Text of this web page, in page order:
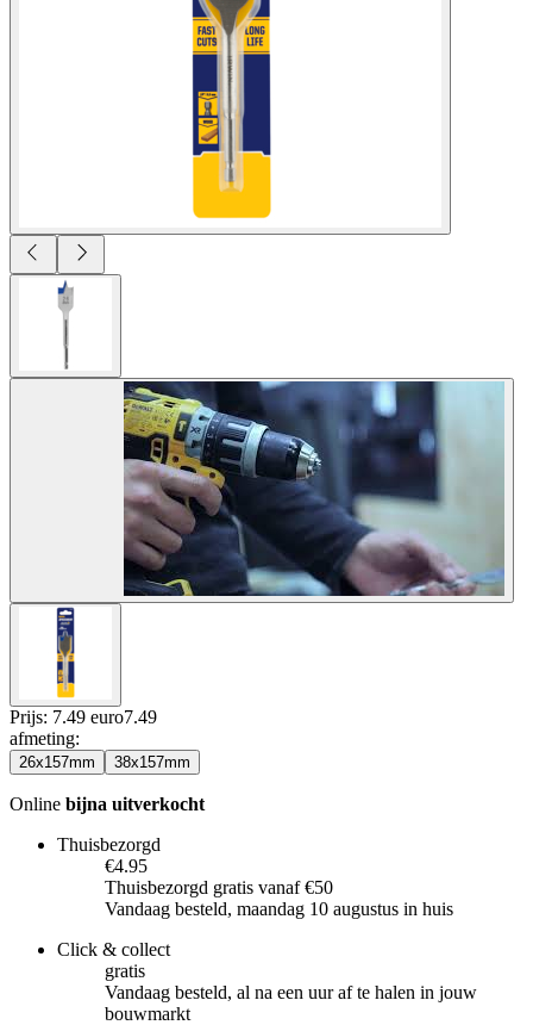
Prijs: 7.49 euro7.49
afmeting:
26x157mm 38x157mm
Online bijna uitverkocht
Thuisbezorgd
€4.95
Thuisbezorgd gratis vanaf €50
Vandaag besteld, maandag 10 augustus in huis
Click & collect
gratis
Vandaag besteld, al na een uur af te halen in jouw
bouwmarkt